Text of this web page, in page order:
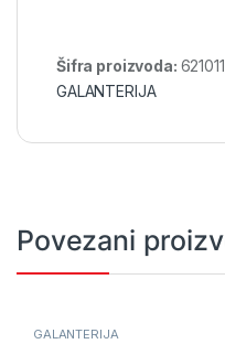
Šifra proizvoda:
GALANTERIJA
Povezani
GALANTERIJA